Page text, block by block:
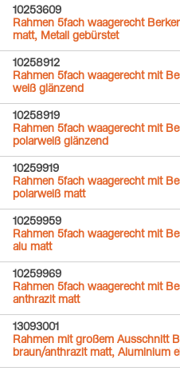
10253609
Rahmen 5fach waagerecht
matt, Metall gebürstet
10258912
Rahmen 5fach waagerecht mit
weiß glänzend
10258919
Rahmen 5fach waagerecht mit
polarweiß glänzend
10259919
Rahmen 5fach waagerecht mit
polarweiß matt
10259959
Rahmen 5fach waagerecht mit
alu matt
10259969
Rahmen 5fach waagerecht mit
anthrazit matt
13093001
Rahmen mit großem Ausschnitt
braun/anthrazit matt, Aluminium